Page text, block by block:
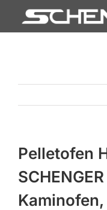
Inhalt
HÄNDLERSUCHE
UNTERNEHMEN
PROFIL
Pelletofen